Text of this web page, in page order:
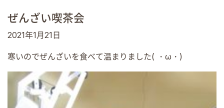
ぜんざい喫茶会
2021年1月21日
寒いのでぜんざいを食べて温まりました( ・ω・)